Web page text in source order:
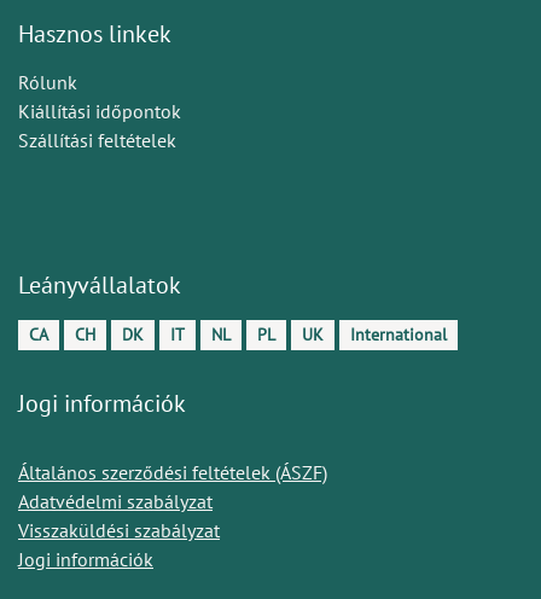
Hasznos linkek
Rólunk
Kiállítási időpontok
Szállítási feltételek
Leányvállalatok
CA CH DK IT NL PL UK International
Jogi információk
Általános szerződési feltételek (ÁSZF)
Adatvédelmi szabályzat
Visszaküldési szabályzat
Jogi információk